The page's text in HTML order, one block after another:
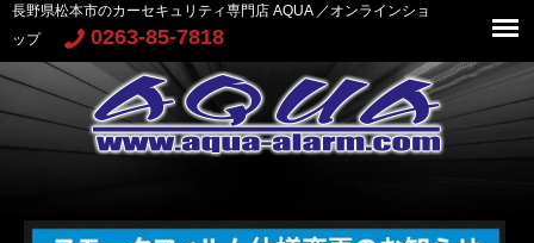
長野県松本市のカーセキュリティ専門店 AQUA ／オンラインショ
ップ
0263-85-7818